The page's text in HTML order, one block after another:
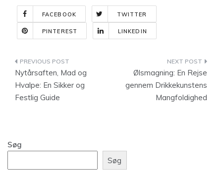
FACEBOOK TWITTER
PINTEREST LINKEDIN
Indlægsnavigation
Nytårsaften, Mad og
Hvalpe: En Sikker og
Festlig Guide
Ølsmagning: En Rejse
gennem Drikkekunstens
Mangfoldighed
Søg
Søg